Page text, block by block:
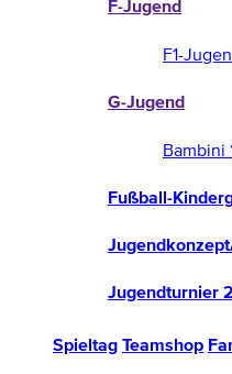
F-Jugend
F1-
G-Jugend
Bambini
Fußball-
Jugendturnier
Spieltag Teamshop